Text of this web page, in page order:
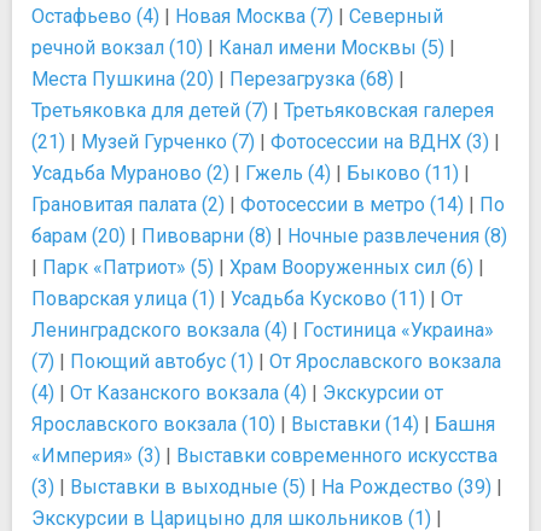
Остафьево (4) | Новая Москва (7) | Северный
речной вокзал (10) | Канал имени Москвы (5) |
Места Пушкина (20) | Перезагрузка (68) |
Третьяковка для детей (7) | Третьяковская галерея
(21) | Музей Гурченко (7) | Фотосессии на ВДНХ (3) |
Усадьба Мураново (2) | Гжель (4) | Быково (11) |
Грановитая палата (2) | Фотосессии в метро (14) | По
барам (20) | Пивоварни (8) | Ночные развлечения (8)
| Парк «Патриот» (5) | Храм Вооруженных сил (6) |
Поварская улица (1) | Усадьба Кусково (11) | От
Ленинградского вокзала (4) | Гостиница «Украина»
(7) | Поющий автобус (1) | От Ярославского вокзала
(4) | От Казанского вокзала (4) | Экскурсии от
Ярославского вокзала (10) | Выставки (14) | Башня
«Империя» (3) | Выставки современного искусства
(3) | Выставки в выходные (5) | На Рождество (39) |
Экскурсии в Царицыно для школьников (1) |